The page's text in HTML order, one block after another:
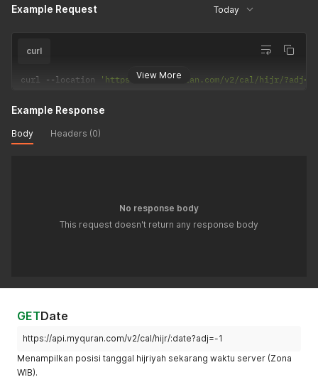
1445
}
Example Request Today
View More
curl
curl --location 'https://api.myquran.com/v2/cal/hijr/?adj=-
Example Response
Body Headers (0)
No response body
This request doesn't return any response body
GETDate
https://api.myquran.com/v2/cal/hijr/:date?adj=-1
Menampilkan posisi tanggal hijriyah sekarang waktu server (Zona
WIB).